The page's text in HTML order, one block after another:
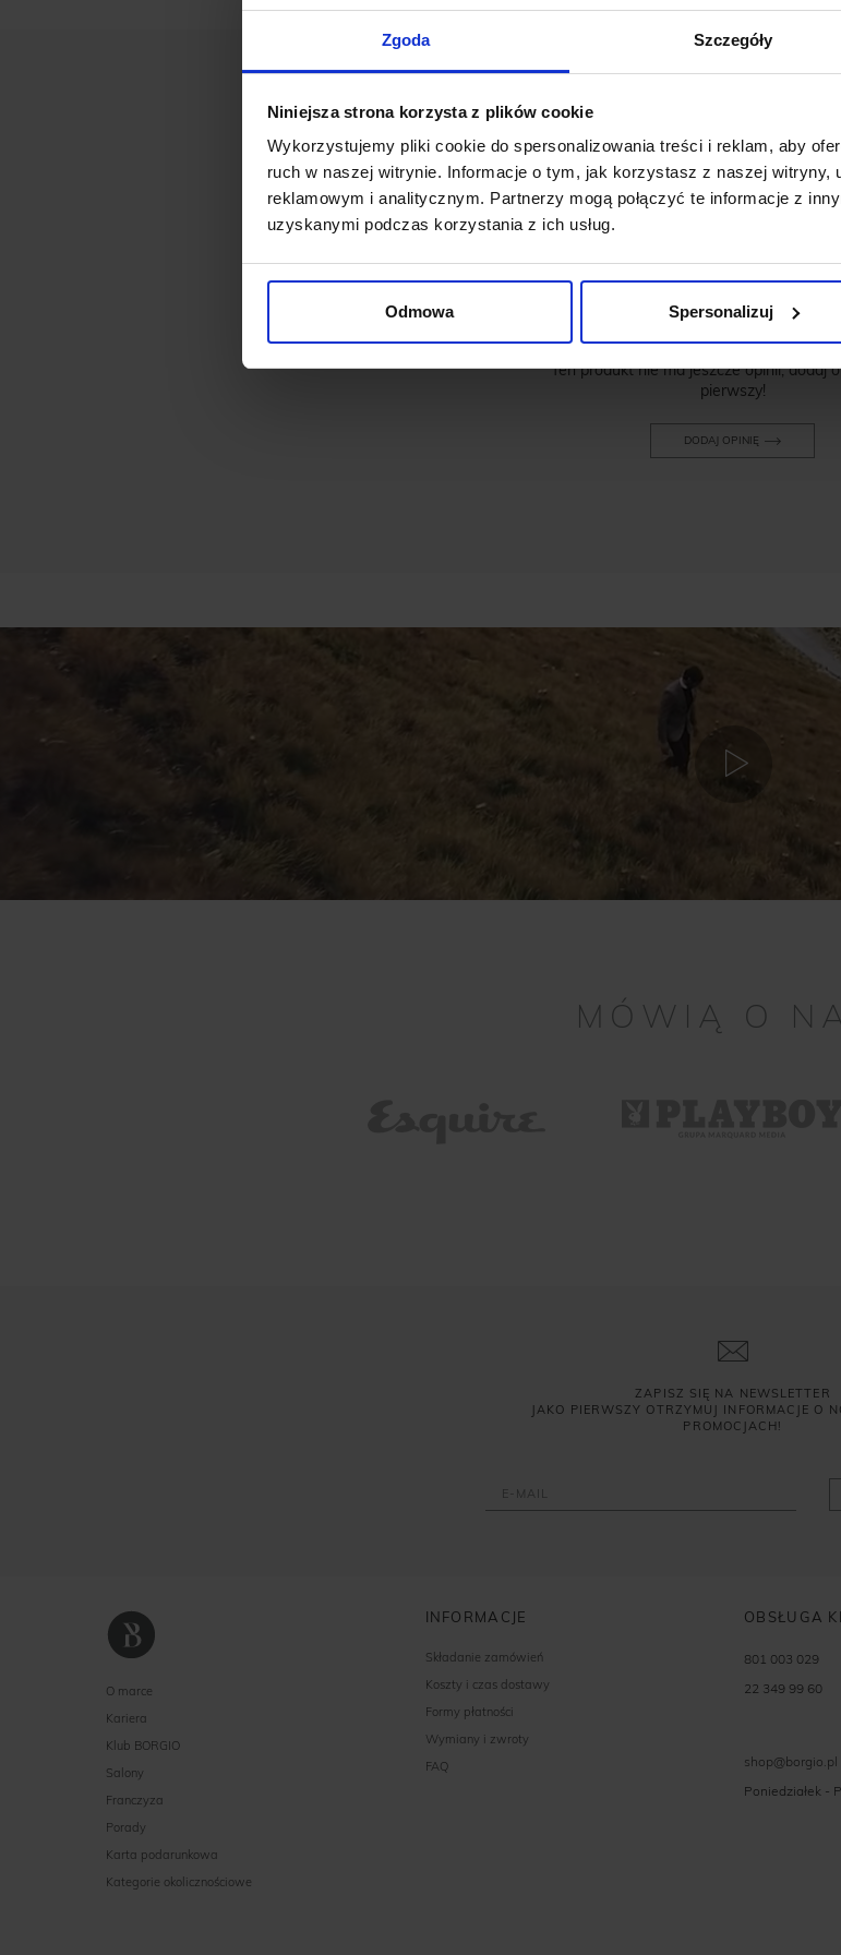
Zgoda Szczegóły
Niniejsza strona korzysta z plików cookie
Wykorzystujemy pliki cookie do spersonalizowania treści i reklam, aby
ruch w naszej witrynie. Informacje o tym, jak korzystasz z naszej witryny,
reklamowym i analitycznym. Partnerzy mogą połączyć te informacje z
uzyskanymi podczas korzystania z ich usług.
Odmowa Spersonalizuj
OPINIE O PRODUKCIE:
CANOSA KRÓTKI RĘKAW
Ten produkt nie ma jeszcze opinii, dodaj
pierwszy!
DODAJ OPINIĘ
MÓWIĄ O
ZAPISZ SIĘ NA NEWSLETTER
JAKO PIERWSZY OTRZYMUJ INFORMACJE O
PROMOCJACH!
O marce
Kariera
Klub BORGIO
Salony
Franczyza
Porady
Karta podarunkowa
Kategorie okolicznościowe
INFORMACJE
Składanie zamówień
Koszty i czas dostawy
Formy płatności
Wymiany i zwroty
FAQ
OBSŁUGA
801 003 029
22 349 99 60
shop@borgio.pl
Poniedziałek -